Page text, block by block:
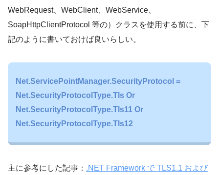
WebRequest、WebClient、WebService、
SoapHttpClientProtocol 等の）クラスを使用する前に、下
記のように書いておけば良いらしい。
Net.ServicePointManager.SecurityProtocol =
Net.SecurityProtocolType.Tls Or
Net.SecurityProtocolType.Tls11 Or
Net.SecurityProtocolType.Tls12
主に参考にした記事： .NET Framework で TLS1.1 および